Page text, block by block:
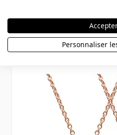
89,90 €
Personnaliser